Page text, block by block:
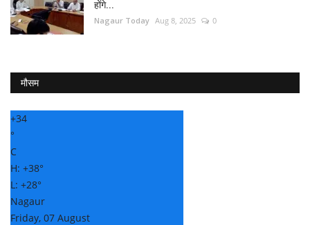
होंगे...
Nagaur Today Aug 8, 2025 0
मौसम
+34
°
C
H: +38°
L: +28°
Nagaur
Friday, 07 August